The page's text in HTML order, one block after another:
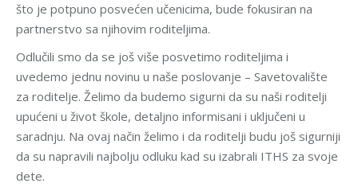
što je potpuno posvećen učenicima, bude fokusiran na
partnerstvo sa njihovim roditeljima.
Odlučili smo da se još više posvetimo roditeljima i
uvedemo jednu novinu u naše poslovanje – Savetovalište
za roditelje. Želimo da budemo sigurni da su naši roditelji
upućeni u život škole, detaljno informisani i uključeni u
saradnju. Na ovaj način želimo i da roditelji budu još sigurniji
da su napravili najbolju odluku kad su izabrali ITHS za svoje
dete.